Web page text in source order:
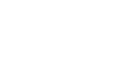
。 讓您購物簡單